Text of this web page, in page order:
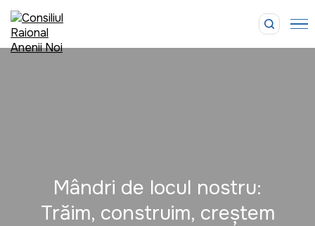
Mândri de locul nostru:
Trăim, construim, creștem